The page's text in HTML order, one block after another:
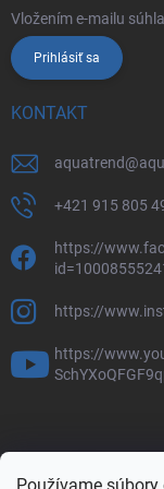
Vložením e-mailu
Prihlásiť sa
KONTAKT
aquatrend@
+421 915 805
https://
https://
https://